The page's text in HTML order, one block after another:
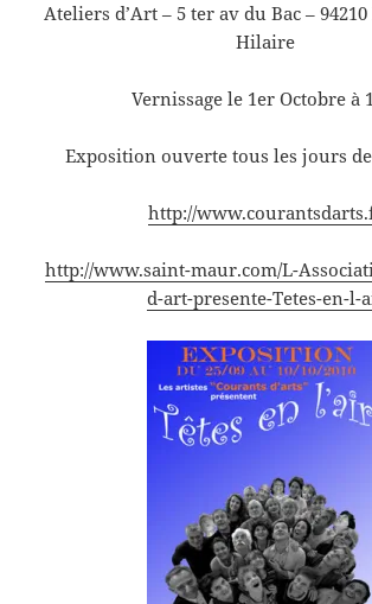
Ateliers d’Art – 5 ter av du Bac –
Hilaire
Vernissage le 1er Octobre à
Exposition ouverte tous les jours de
http://
http://www.saint-maur.com/L-
d-art-presente-Tetes-en-l-